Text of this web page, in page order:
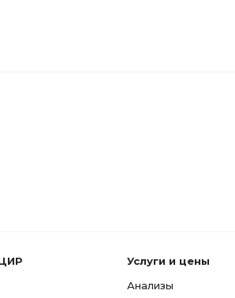
Услуги и цены
Анализы